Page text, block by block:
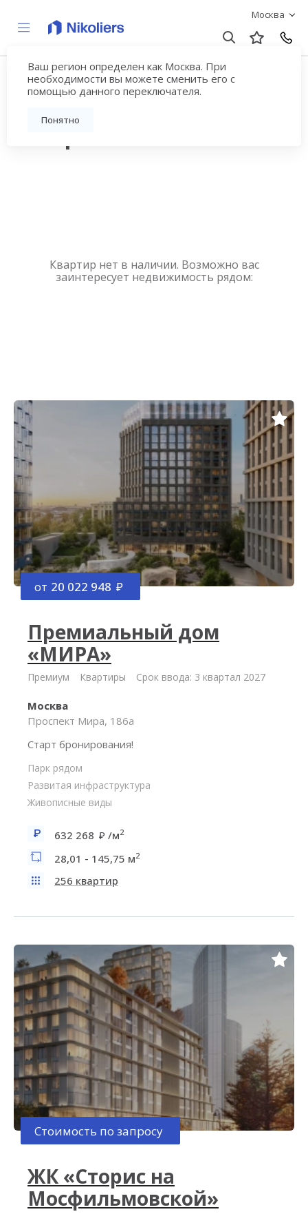
Москва
Ваш регион определен как Москва. При
необходимости вы можете сменить его с
помощью данного переключателя.
Понятно
Купить квартиру
новостройку у метро
Квартир нет в наличии. Возможно вас
заинтересует недвижимость рядом:
от 20 022 948
Премиальный дом
«МИРА»
Премиум Квартиры Срок ввода: 3 квартал 2027
Москва
Проспект Мира, 186а
Старт бронирования!
Парк рядом
Развитая инфраструктура
Живописные виды
632 268 /м2
28,01 - 145,75 м2
256 квартир
Стоимость по запросу
ЖК «Сторис на
Мосфильмовской»